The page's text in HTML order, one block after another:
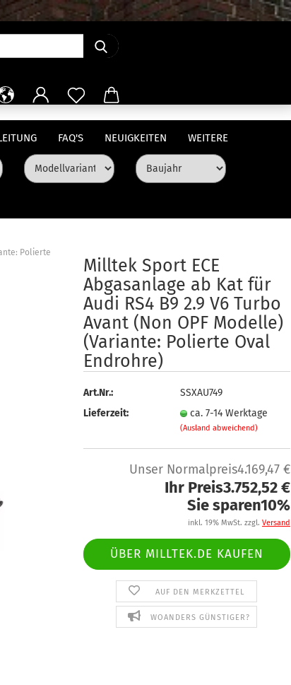
FAQ'S NEUIGKEITEN WEITERE
Polierte
Milltek Sport ECE
Abgasanlage ab Kat für
Audi RS4 B9 2.9 V6 Turbo
Avant (Non OPF Modelle)
(Variante: Polierte Oval
Endrohre)
Art.Nr.:
SSXAU749
Lieferzeit:
ca. 7-14 Werktage
(Ausland abweichend)
Unser Normalpreis4.169,47 €
Ihr Preis3.752,52 €
Sie sparen10%
inkl. 19% MwSt. zzgl. Versand
ÜBER MILLTEK.DE KAUFEN
AUF DEN MERKZETTEL
WOANDERS GÜNSTIGER?